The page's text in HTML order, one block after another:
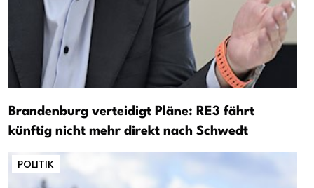
Brandenburg verteidigt Pläne: RE3 fährt
künftig nicht mehr direkt nach Schwedt
POLITIK